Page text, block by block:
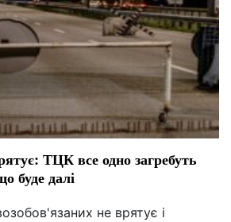
ТЦК все одно загребуть
буде далі
не врятує і